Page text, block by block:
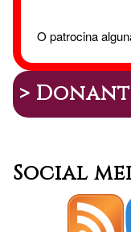
O patrocina
>
Social